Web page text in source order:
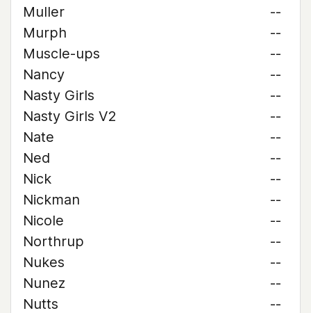
Muller
--
Murph
--
Muscle-ups
--
Nancy
--
Nasty Girls
--
Nasty Girls V2
--
Nate
--
Ned
--
Nick
--
Nickman
--
Nicole
--
Northrup
--
Nukes
--
Nunez
--
Nutts
--